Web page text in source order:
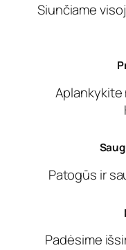
Siunčiame
Aplankykite
Patogūs ir
Padėsime